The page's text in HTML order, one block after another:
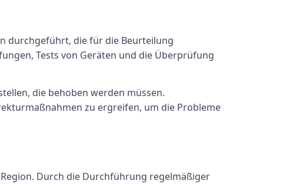
durchgeführt, die für die Beurteilung
Tests von Geräten und die Überprüfung
die behoben werden müssen.
zu ergreifen, um die Probleme
Durch die Durchführung regelmäßiger